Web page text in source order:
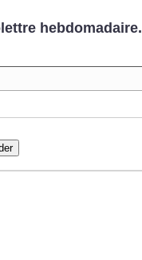
hebdomadaire.